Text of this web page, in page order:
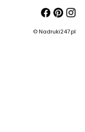
© Nadruki247.pl